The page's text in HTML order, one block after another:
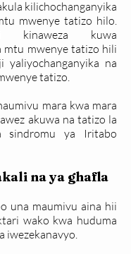
kilichochanganyika
mwenye tatizo hilo.
kinaweza kuwa
mtu mwenye tatizo hili
yaliyochanganyika na
tatizo.
mara kwa mara
akuwa na tatizo la
sindromu ya Iritabo
na ya ghafla
una maumivu aina hii
wako kwa huduma
iwezekanavyo.